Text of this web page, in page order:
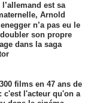
l’allemand est sa
Arnold
n’a pas eu le
son propre
dans la saga
films en 47 ans de
c'est l'acteur qu'on a